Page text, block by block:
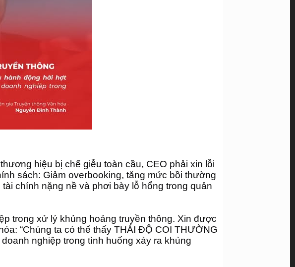
hiệu bị chế giễu toàn cầu, CEO phải xin lỗi
sách: Giảm overbooking, tăng mức bồi thường
chính nặng nề và phơi bày lỗ hổng trong quản
trong xử lý khủng hoảng truyền thông. Xin được
“Chúng ta có thể thấy THÁI ĐỘ COI THƯỜNG
nghiệp trong tình huống xảy ra khủng